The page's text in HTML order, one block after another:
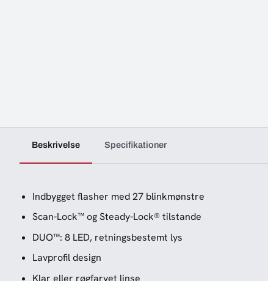
Beskrivelse Specifikationer
Indbygget flasher med 27 blinkmønstre
Scan-Lock™ og Steady-Lock® tilstande
DUO™: 8 LED, retningsbestemt lys
Lavprofil design
Klar eller røgfarvet linse